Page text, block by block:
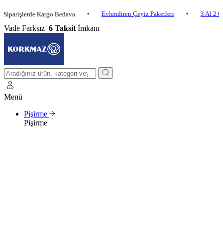
Kargo Bedava • Evlendiren Çeyiz Paketleri • 3 Al 2 Öde
Vade Farksız 6 Taksit İmkanı
Menü
Pişirme
Pişirme